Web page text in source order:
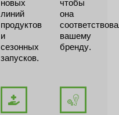
новых
линий
продуктов
и
сезонных
запусков.
чтобы
она
вашему
бренду.